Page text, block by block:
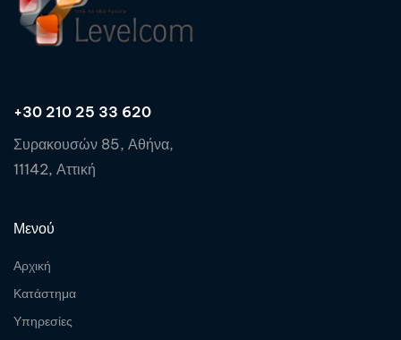
+30 210 25 33 620
Συρακουσών 85, Αθήνα,
11142, Αττική
Μενού
Αρχική
Κατάστημα
Υπηρεσίες